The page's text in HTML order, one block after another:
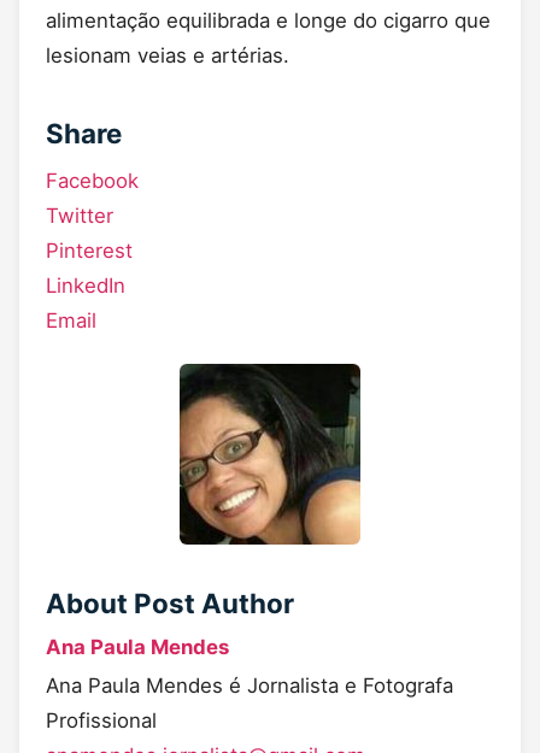
alimentação equilibrada e longe do cigarro que
lesionam veias e artérias.
Share
Facebook
Twitter
Pinterest
LinkedIn
Email
About Post Author
Ana Paula Mendes
Ana Paula Mendes é Jornalista e Fotografa
Profissional